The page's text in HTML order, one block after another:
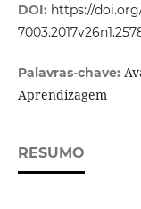
DOI: https://
Palavras-chave:
Aprendizagem
RESUMO